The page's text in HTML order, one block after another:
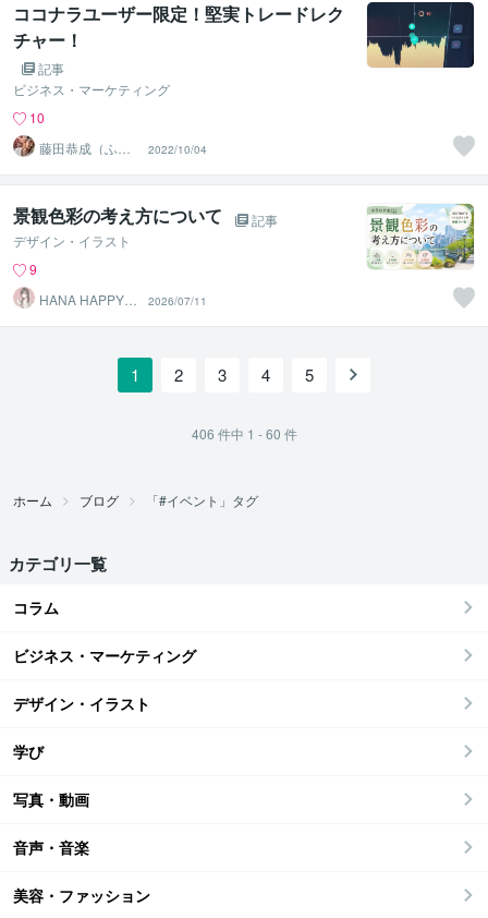
ココナラユーザー限定！堅実トレードレク
チャー！
記事
ビジネス・マーケティング
10
藤田恭成（ふじ
た やすなり）
2022/10/04
景観色彩の考え方について
記事
デザイン・イラスト
9
HANA HAPPY 8
2026/07/11
1 2 3 4 5
406 件中 1 - 60 件
ホーム ブログ 「#イベント」タグ
カテゴリ一覧
コラム
ビジネス・マーケティング
デザイン・イラスト
学び
写真・動画
音声・音楽
美容・ファッション